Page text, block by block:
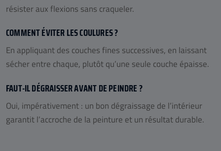
résister aux flexions sans craqueler.
COMMENT ÉVITER LES COULURES ?
En appliquant des couches fines successives, en laissant
sécher entre chaque, plutôt qu’une seule couche épaisse.
FAUT-IL DÉGRAISSER AVANT DE PEINDRE ?
Oui, impérativement : un bon dégraissage de l’intérieur
garantit l’accroche de la peinture et un résultat durable.